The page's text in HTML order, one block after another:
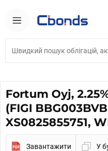
Fortum Oyj,
(FIGI
XS0825855751,
Завантажити У